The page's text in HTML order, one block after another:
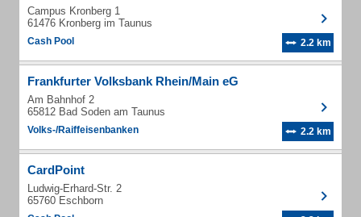
Campus Kronberg 1
61476 Kronberg im Taunus
Cash Pool 2.2 km
Frankfurter Volksbank Rhein/Main eG
Am Bahnhof 2
65812 Bad Soden am Taunus
Volks-/Raiffeisenbanken 2.2 km
CardPoint
Ludwig-Erhard-Str. 2
65760 Eschborn